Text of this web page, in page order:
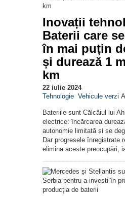
Inovații
Baterii care
în mai puțin
și durează 1
km
22 iulie 2024
Tehnologie Vehicule verzi
Bateriile sunt Călcâiul lui
electrice: încărcarea
autonomie limitată și se
Dar progresele înregistrate
elimina aceste preocupări,